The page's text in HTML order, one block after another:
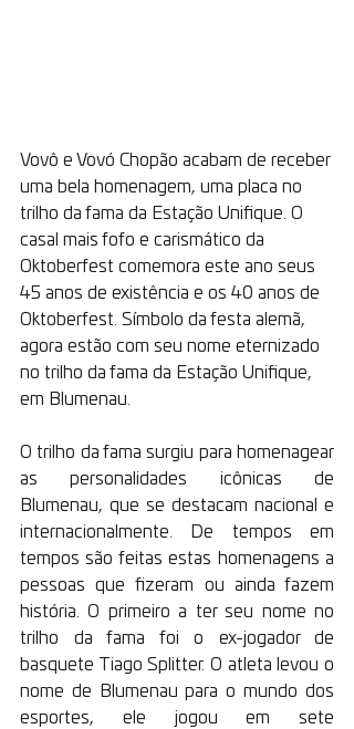
Vovô e Vovó Chopão acabam de receber
uma bela homenagem, uma placa no
trilho da fama da Estação Unifique. O
casal mais fofo e carismático da
Oktoberfest comemora este ano seus
45 anos de existência e os 40 anos de
Oktoberfest. Símbolo da festa alemã,
agora estão com seu nome eternizado
no trilho da fama da Estação Unifique,
em Blumenau.
O trilho da fama surgiu para homenagear
as personalidades icônicas de
Blumenau, que se destacam nacional e
internacionalmente. De tempos em
tempos são feitas estas homenagens a
pessoas que fizeram ou ainda fazem
história. O primeiro a ter seu nome no
trilho da fama foi o ex-jogador de
basquete Tiago Splitter. O atleta levou o
nome de Blumenau para o mundo dos
esportes, ele jogou em sete